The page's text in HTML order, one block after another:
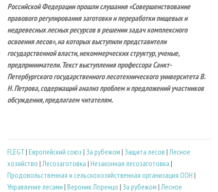
Российской Федерации прошли слушания «Совершенствование
правового регулирования заготовки и переработки пищевых и
недревесных лесных ресурсов в решении задач комплексного
освоения лесов», на которых выступили представители
государственной власти, некоммерческих структур, ученые,
предприниматели. Текст выступления профессора Санкт-
Петербургского государственного лесотехнического университета В.
Н. Петрова, содержащий анализ проблем и предложений участников
обсуждения, предлагаем читателям.
FLEGT| Европейский союз | За рубежом | Защита лесов | Лесное
хозяйство | Лесозаготовка | Незаконная лесозаготовка |
Продовольственная и сельскохозяйственная организация ООН |
Управление лесами | Вероник Лоренцо | За рубежом | Лесное